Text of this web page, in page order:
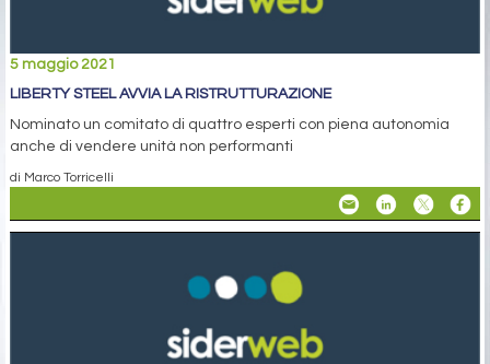
5 maggio 2021
LIBERTY STEEL AVVIA LA RISTRUTTURAZIONE
Nominato un comitato di quattro esperti con piena autonomia
anche di vendere unità non performanti
di Marco Torricelli